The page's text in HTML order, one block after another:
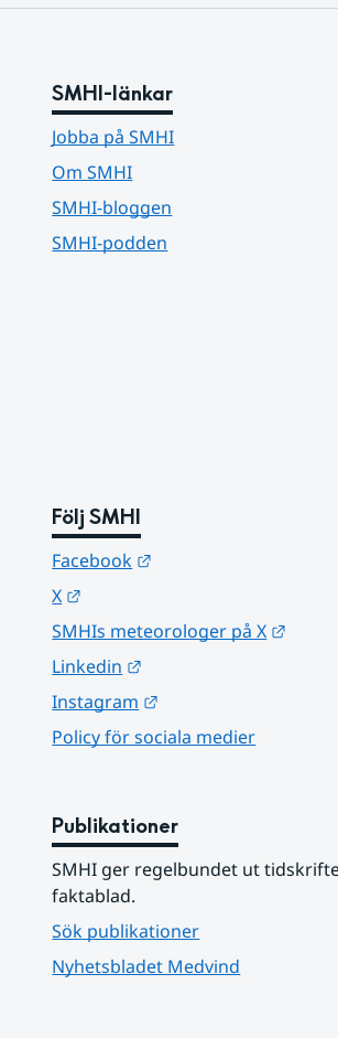
SMHI-länkar
Jobba på SMHI
Om SMHI
SMHI-bloggen
SMHI-podden
Följ SMHI
Facebook
X
SMHIs meteorologer på X
Linkedin
Instagram
Policy för sociala medier
Publikationer
SMHI ger regelbundet ut
faktablad.
Sök publikationer
Nyhetsbladet Medvind